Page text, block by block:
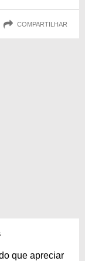
COMPARTILHAR
que apreciar